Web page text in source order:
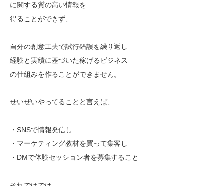
に関する質の高い情報を
得ることができず、
自分の創意工夫で試行錯誤を繰り返し
経験と実績に基づいた稼げるビジネス
の仕組みを作ることができません。
せいぜいやってることと言えば、
・SNSで情報発信し
・マーケティング教材を買って集客し
・DMで体験セッション者を募集すること